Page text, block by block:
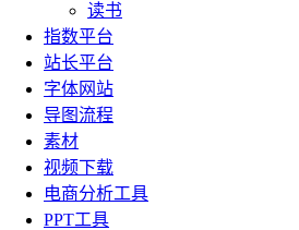
读书
指数平台
站长平台
字体网站
导图流程
素材
视频下载
电商分析工具
PPT工具